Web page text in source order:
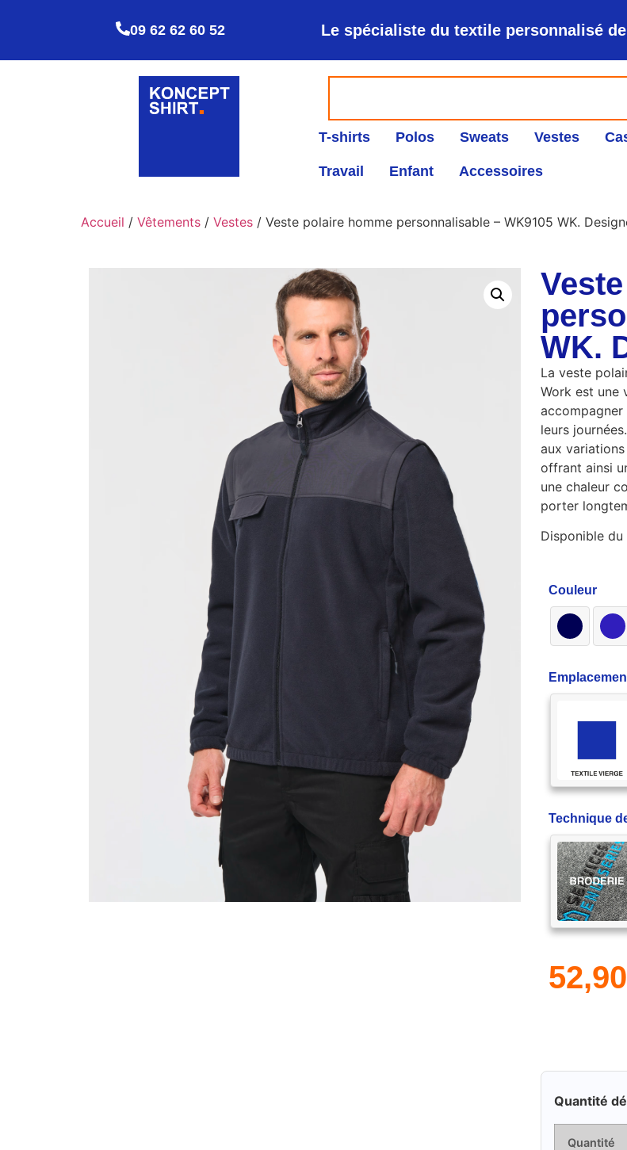
09 62 62 60 52 Le spécialiste du textile personnalisé
T-shirts Polos Sweats Vestes
Travail Enfant Accessoires
Accueil / Vêtements / Vestes / Veste polaire homme personnalisable – WK9105 WK.
WK.
La veste
Work est une
leurs
aux
offrant ainsi
une chaleur
porter
Disponible du
Couleur
Technique
52,90
Quantité
Quantité